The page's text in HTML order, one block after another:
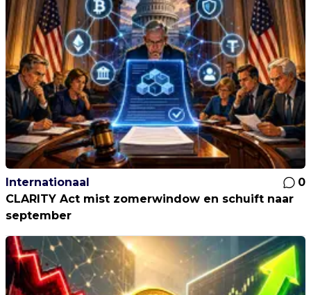
Internationaal
0
CLARITY Act mist zomerwindow en schuift naar
september